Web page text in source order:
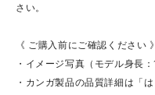
さい。
《 ご購入前にご確認ください 》
・イメージ写真（モデル身長：
・カンガ製品の品質詳細は「